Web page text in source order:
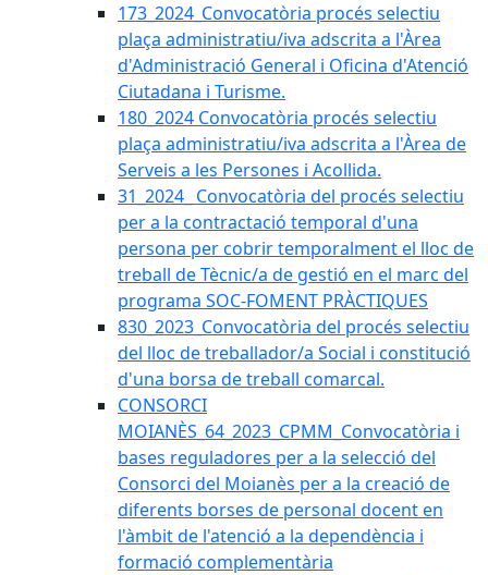
173_2024_Convocatòria procés selectiu
plaça administratiu/iva adscrita a l'Àrea
d'Administració General i Oficina d'Atenció
Ciutadana i Turisme.
180_2024 Convocatòria procés selectiu
plaça administratiu/iva adscrita a l'Àrea de
Serveis a les Persones i Acollida.
31_2024_ Convocatòria del procés selectiu
per a la contractació temporal d'una
persona per cobrir temporalment el lloc de
treball de Tècnic/a de gestió en el marc del
programa SOC-FOMENT PRÀCTIQUES
830_2023_Convocatòria del procés selectiu
del lloc de treballador/a Social i constitució
d'una borsa de treball comarcal.
CONSORCI
MOIANÈS_64_2023_CPMM_Convocatòria i
bases reguladores per a la selecció del
Consorci del Moianès per a la creació de
diferents borses de personal docent en
l'àmbit de l'atenció a la dependència i
formació complementària